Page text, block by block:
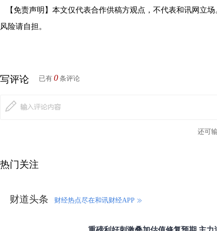
【免责声明】本文仅代表合作供稿方观点，不代表和讯网立
风险请自担。
写评论 已有 0 条评论
还可
热门关注
财道头条 财经热点尽在和讯财经APP